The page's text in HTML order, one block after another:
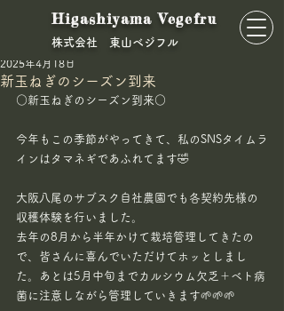
Higashiyama Vegefru
​株式会社 東山ベジフル
新玉ねぎのシーズン到来
東山ベジフル
2025年4月18日
○新玉ねぎのシーズン到来○
今年もこの季節がやってきて、私のSNSタイムラ
インはタマネギであふれてます🤣
大阪八尾のサブスク自社農園でも各契約先様の
収穫体験を行いました。
去年の8月から半年かけて栽培管理してきたの
で、皆さんに喜んでいただけてホッとしまし
た。あとは5月中旬までカルシウム欠乏＋ベト病
菌に注意しながら管理していきます🌱🌱🌱